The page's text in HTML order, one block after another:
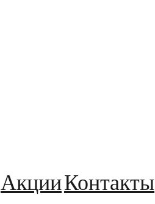
АкцииКонтакты